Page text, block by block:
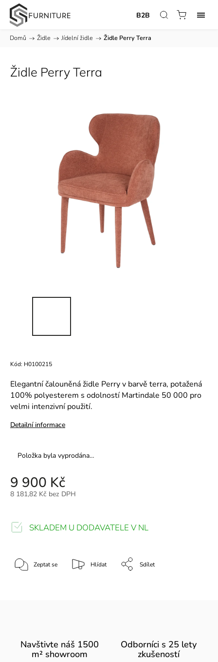
B2B
Domů / Židle / Jídelní židle / Židle Perry Terra
Židle Perry Terra
Kód: H0100215
Elegantní čalouněná židle Perry v barvě terra, potažená
100% polyesterem s odolností Martindale 50 000 pro
velmi intenzivní použití.
Detailní informace
Položka byla vyprodána…
9 900 Kč
8 181,82 Kč bez DPH
SKLADEM U DODAVATELE V NL
Zeptat se Hlídat Sdílet
Navštivte náš 1500
m² showroom
Odborníci s 25 lety
zkušeností